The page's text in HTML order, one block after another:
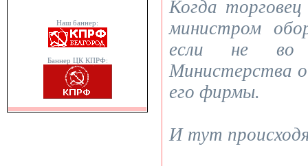
Наш баннер:
Баннер ЦК КПРФ:
Когда
министром
если не во
Министерства
его фирмы.
И тут